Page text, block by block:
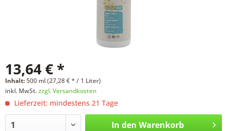
13,64 € *
Inhalt:500 ml (27,28 € * / 1 Liter)
inkl. MwSt.zzgl. Versandkosten
Lieferzeit: mindestens 21 Tage
In den Warenkorb